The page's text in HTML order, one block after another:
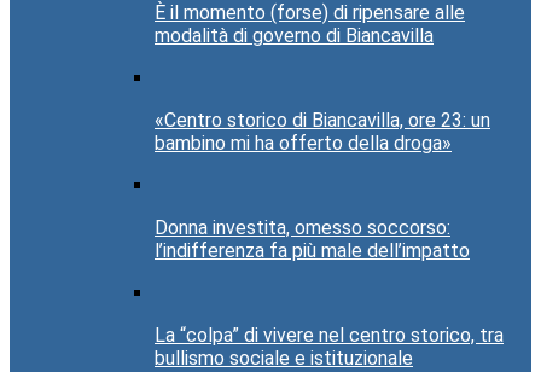
È il momento (forse) di ripensare alle
modalità di governo di Biancavilla
«Centro storico di Biancavilla, ore 23: un
bambino mi ha offerto della droga»
Donna investita, omesso soccorso:
l’indifferenza fa più male dell’impatto
La “colpa” di vivere nel centro storico, tra
bullismo sociale e istituzionale